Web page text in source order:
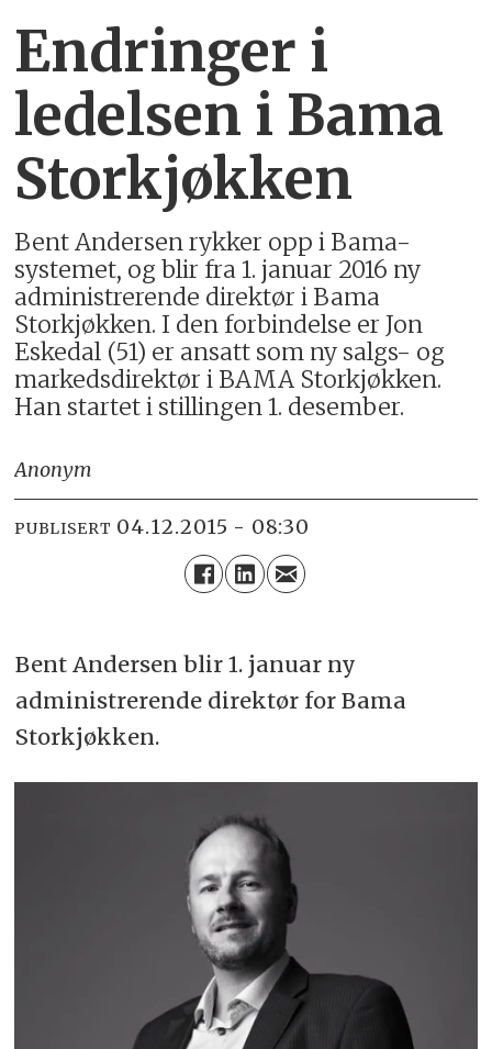
Endringer i
ledelsen i Bama
Storkjøkken
Bent Andersen rykker opp i Bama-
systemet, og blir fra 1. januar 2016 ny
administrerende direktør i Bama
Storkjøkken. I den forbindelse er Jon
Eskedal (51) er ansatt som ny salgs- og
markedsdirektør i BAMA Storkjøkken.
Han startet i stillingen 1. desember.
Anonym
PUBLISERT 04.12.2015 - 08:30
Bent Andersen blir 1. januar ny
administrerende direktør for Bama
Storkjøkken.